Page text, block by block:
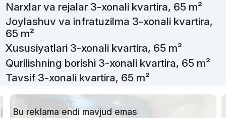
Narxlar va rejalar 3-xonali kvartira, 65 m²
Joylashuv va infratuzilma 3-xonali kvartira,
65 m²
Xususiyatlari 3-xonali kvartira, 65 m²
Qurilishning borishi 3-xonali kvartira, 65 m²
Tavsif 3-xonali kvartira, 65 m²
Bu reklama endi mavjud emas